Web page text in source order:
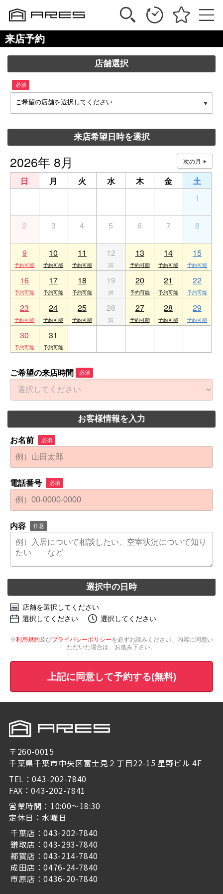
来店予約
店舗選択
必須
ご希望の店舗を選択してください
来店希望日時を選択
2026年 8月
日 月 火 水 木 金
土
1
2 3 4 5 6 7 8
9 10 11 12 13 14 15
16 17 18 19 20 21 22
23 24 25 26 27 28 29
30 31
ご希望の来店時間 必須
お客様情報を入力
お名前 必須
電話番号 必須
内容 任意
選択中の日時
店舗を選択してください
選択してください
選択してください
※利用規約及びプライバシーポリシーを必ずお読みください。内容に同意い
ただいた場合は、お進み下さい。
上記に同意して予約する(無料)
〒260-0015
千葉県千葉市中央区富士見２丁目22-15 星野ビル 4F
TEL：043-202-7840
FAX：043-202-7841
営業時間：10:00～18:30
定休日：水曜日
千葉店：043-202-7840
鎌取店：043-293-7840
都賀店：043-214-7840
成田店：0476-24-7840
市原店：0436-20-7840